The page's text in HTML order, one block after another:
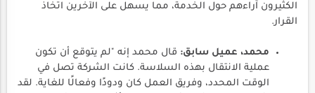
الكثيرون آراءهم حول الخدمة، مما يسهل على الآخرين اتخاذ
القرار.
محمد، عميل سابق: قال محمد إنه "لم يتوقع أن تكون
عملية الانتقال بهذه السلاسة. كانت الشركة تصل في
الوقت المحدد، وفريق العمل كان ودودًا وفعالًا للغاية. لقد